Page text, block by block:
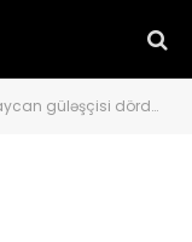
dördqat Avropa çempionu alıb